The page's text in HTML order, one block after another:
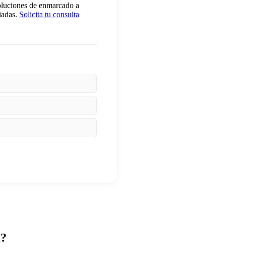
de enmarcado a
Solicita tu consulta